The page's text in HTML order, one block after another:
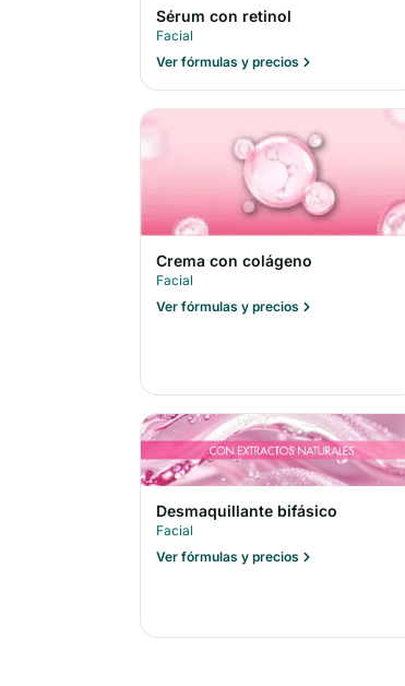
Sérum con retinol
Facial
Ver fórmulas y precios
Crema con colágeno
Facial
Ver fórmulas y precios
Desmaquillante bifásico
Facial
Ver fórmulas y precios